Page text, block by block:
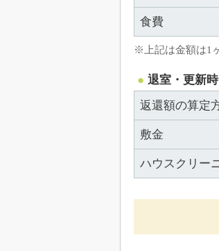
食費
※上記は金額は1
退室・更新時
返還額の算定
敷金
ハウスクリー